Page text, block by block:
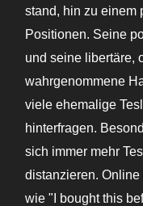
stand, hin zu einem
Positionen. Seine
und seine libertäre,
wahrgenommene
viele ehemalige
hinterfragen.
sich immer mehr
distanzieren. Online
wie "I bought this